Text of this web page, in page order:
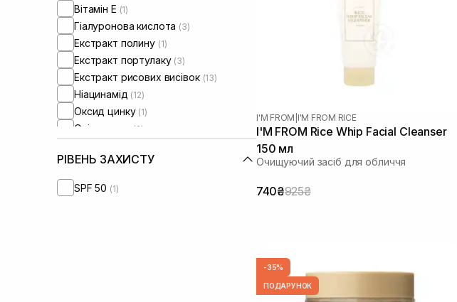
Вітамін Е (1)
Гіалуронова кислота (3)
Екстракт полину (1)
Екстракт портулаку (3)
Екстракт рисових висівок (13)
Ніацинамід (12)
Оксид цинку (1)
Олія аргани (2)
Сквалан(2)
РІВЕНЬ ЗАХИСТУ
SPF 50 (1)
I'M FROM I'M FROM RICE
I'M FROM Rice Whip Facial Cleanser
150 мл
Очищуючий засіб для обличчя
740₴925₴
-35%
ПОДАРУНОК